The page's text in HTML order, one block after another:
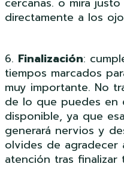
directamente a los
6. Finalización:
tiempos marcados
muy importante. No
de lo que puedes en
disponible, ya que
generará nervios y
olvides de agradecer
atención tras finalizar